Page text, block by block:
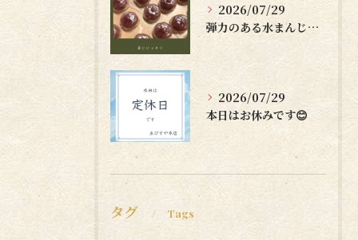
2026/07/29
弾力のある水まんじゅうはいかがですか？🤗
2026/07/29
本日はお休みです😊
タグ Tags